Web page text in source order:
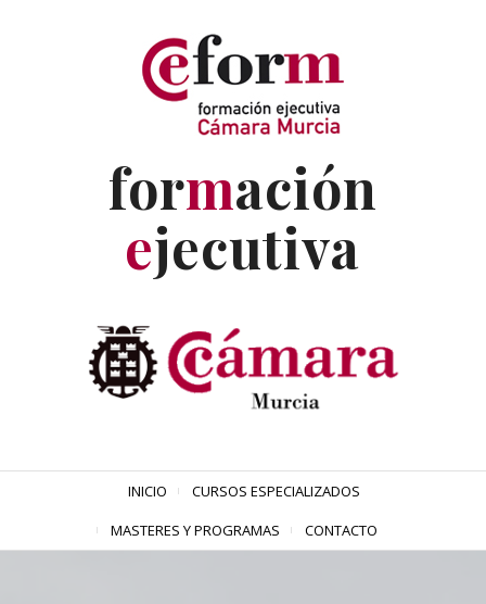
formación
ejecutiva
INICIO
CURSOS ESPECIALIZADOS
MASTERES Y PROGRAMAS
CONTACTO